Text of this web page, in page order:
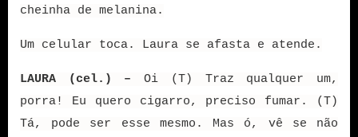
cheinha de melanina.
Um celular toca. Laura se afasta e atende.
LAURA (cel.) –Oi (T) Traz qualquer um,
porra! Eu quero cigarro, preciso fumar. (T)
Tá, pode ser esse mesmo. Mas ó, vê se não